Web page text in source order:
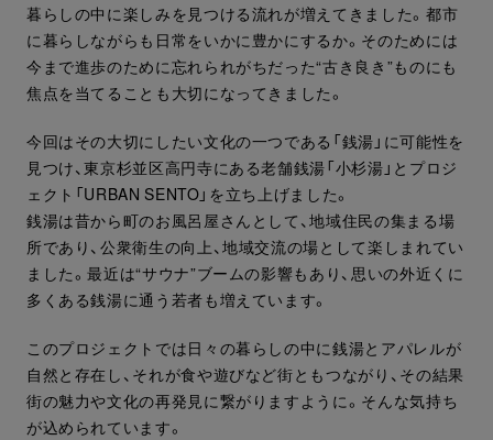
暮らしの中に楽しみを見つける流れが増えてきました。都市
に暮らしながらも日常をいかに豊かにするか。そのためには
今まで進歩のために忘れられがちだった“古き良き”ものにも
焦点を当てることも大切になってきました。
今回はその大切にしたい文化の一つである「銭湯」に可能性を
見つけ、東京杉並区高円寺にある老舗銭湯「小杉湯」とプロジ
ェクト「URBAN SENTO」を立ち上げました。
銭湯は昔から町のお風呂屋さんとして、地域住民の集まる場
所であり、公衆衛生の向上、地域交流の場として楽しまれてい
ました。最近は“サウナ”ブームの影響もあり、思いの外近くに
多くある銭湯に通う若者も増えています。
このプロジェクトでは日々の暮らしの中に銭湯とアパレルが
自然と存在し、それが食や遊びなど街ともつながり、その結果
街の魅力や文化の再発見に繋がりますように。そんな気持ち
が込められています。